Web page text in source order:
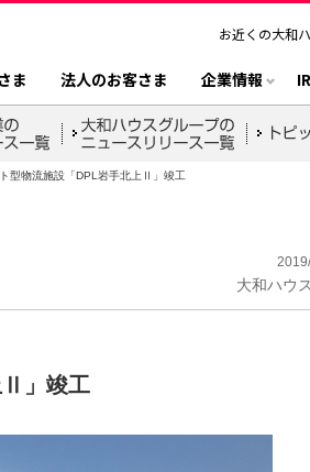
お近くの大和
ま 法人のお客さま 企業情報
型物流施設「DPL岩手北上Ⅱ」竣工
大和ハウ
Ⅱ」竣工